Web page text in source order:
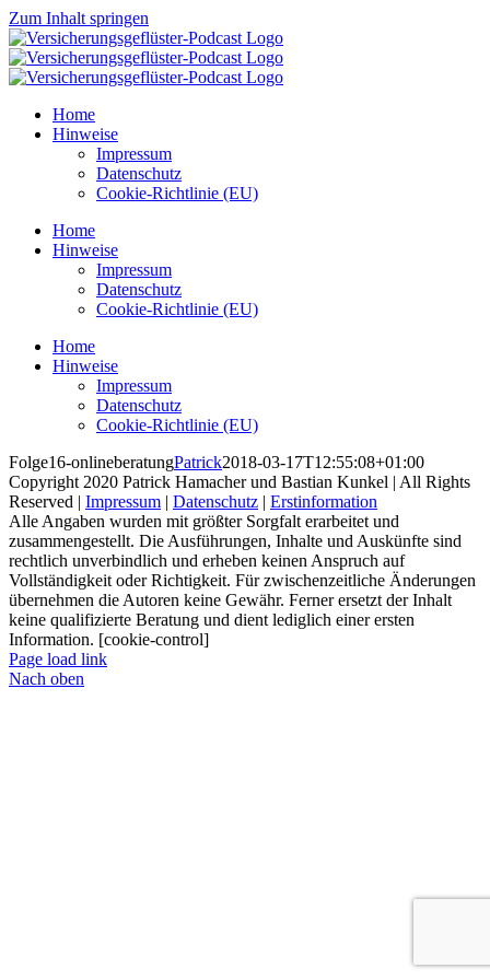
Zum Inhalt springen
Home
Hinweise
Impressum
Datenschutz
Cookie-Richtlinie (EU)
Home
Hinweise
Impressum
Datenschutz
Cookie-Richtlinie (EU)
Home
Hinweise
Impressum
Datenschutz
Cookie-Richtlinie (EU)
Folge16-onlineberatungPatrick2018-03-17T12:55:08+01:00
Copyright 2020 Patrick Hamacher und Bastian Kunkel | All Rights
Reserved | Impressum | Datenschutz | Erstinformation
Alle Angaben wurden mit größter Sorgfalt erarbeitet und
zusammengestellt. Die Ausführungen, Inhalte und Auskünfte sind
rechtlich unverbindlich und erheben keinen Anspruch auf
Vollständigkeit oder Richtigkeit. Für zwischenzeitliche Änderungen
übernehmen die Autoren keine Gewähr. Ferner ersetzt der Inhalt
keine qualifizierte Beratung und dient lediglich einer ersten
Information. [cookie-control]
Page load link
Nach oben